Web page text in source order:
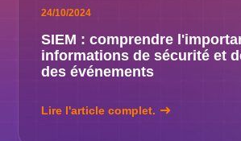
24/10/2024
SIEM : comprendre
informations de sécurité et
des événements
Lire l'article complet.